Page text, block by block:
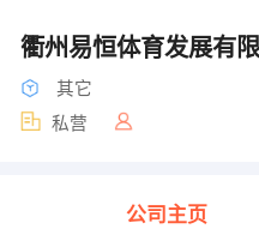
衢州易恒体育发展有
其它
私营
公司主页